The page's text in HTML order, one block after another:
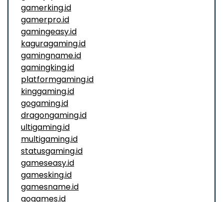
gamerking.id
gamerpro.id
gamingeasy.id
kaguragaming.id
gamingname.id
gamingking.id
platformgaming.id
kinggaming.id
gogaming.id
dragongaming.id
ultigaming.id
multigaming.id
statusgaming.id
gameseasy.id
gamesking.id
gamesname.id
gogames.id